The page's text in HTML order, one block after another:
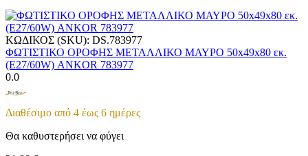
ΚΩΔΙΚΟΣ (SKU): DS.783977
ΦΩΤΙΣΤΙΚΟ ΟΡΟΦΗΣ ΜΕΤΑΛΛΙΚΟ ΜΑΥΡΟ 50x49x80 εκ.
(Ε27/60W) ANKOR 783977
0.0
Διαθέσιμο από 4 έως 6 ημέρες
Θα καθυστερήσει να φύγει